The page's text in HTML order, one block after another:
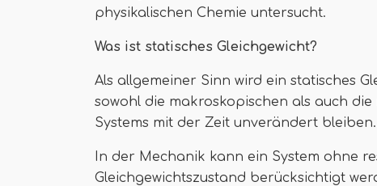
physikalischen Chemie untersucht.
Was ist statisches Gleichgewicht?
Als allgemeiner Sinn wird ein statisches
sowohl die makroskopischen als auch
Systems mit der Zeit unverändert bleiben.
In der Mechanik kann ein System ohne
Gleichgewichtszustand berücksichtigt